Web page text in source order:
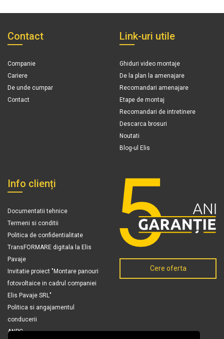
Contact
Companie
Cariere
De unde cumpar
Contact
Link-uri utile
Ghiduri video montaje
De la plan la amenajare
Recomandari amenajare
Etape de montaj
Recomandari de intretinere
Descarca brosuri
Noutati
Blog-ul Elis
Info clienți
Documentatii tehnice
Termeni si conditii
Politica de confidentialitate
TransFORMARE digitala la Elis
Pavaje
Invitatie proiect "Montare panouri
fotovoltaice in cadrul companiei
Elis Pavaje SRL"
Politica si angajamentul
conducerii
ANPC
Cere oferta